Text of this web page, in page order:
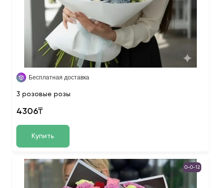
Бесплатная доставка
3 розовые розы
4306₸
Купить
0-0-12